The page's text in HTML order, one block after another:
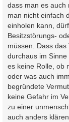
dass man es auch
man nicht einfach
einholen kann,
Besitzstörungs-
müssen. Dass
durchaus im
es keine Rolle, ob
oder was auch
begründete
keine Gefahr im
zu einer
auch anders